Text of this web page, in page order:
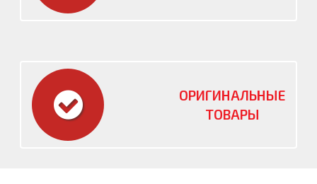
ОРИГИНАЛЬНЫЕ
ТОВАРЫ